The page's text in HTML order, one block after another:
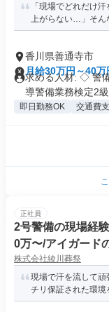
「現場でどれだけ
上がらない…」そん
香川県善通寺市
月給30万円～40万
求める人材: ◇ 警
導警備業務検定2
即日勤務OK 交通費
正社員
2号警備の現場経
0万〜/アイガード
株式会社綾川葬祭
現場で汗を流して頑
チリ保証された環境